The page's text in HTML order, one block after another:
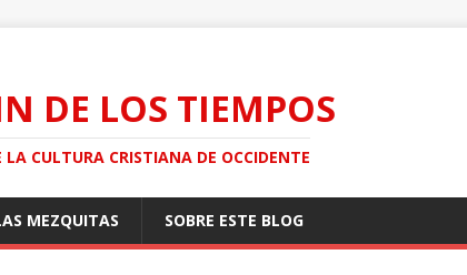
DE LOS TIEMPOS
CULTURA CRISTIANA DE OCCIDENTE
MEZQUITAS SOBRE ESTE BLOG